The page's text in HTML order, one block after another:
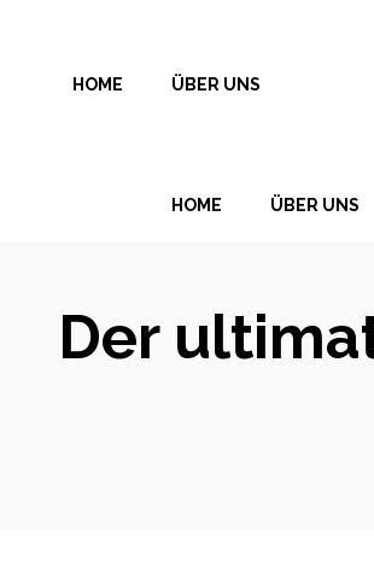
springenHOME ÜBER UNS
HOME ÜBER UNS
Der